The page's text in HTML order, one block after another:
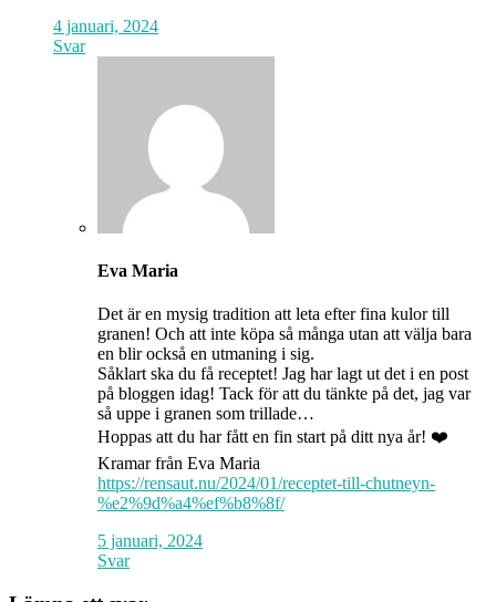
4 januari, 2024
Svar
Eva Maria
Det är en mysig tradition att leta efter fina kulor till
granen! Och att inte köpa så många utan att välja bara
en blir också en utmaning i sig.
Såklart ska du få receptet! Jag har lagt ut det i en post
på bloggen idag! Tack för att du tänkte på det, jag var
så uppe i granen som trillade…
Hoppas att du har fått en fin start på ditt nya år! ❤️
Kramar från Eva Maria
https://rensaut.nu/2024/01/receptet-till-chutneyn-
%e2%9d%a4%ef%b8%8f/
5 januari, 2024
Svar